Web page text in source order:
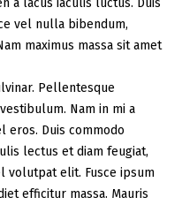
vel nulla bibendum,
maximus massa sit amet
Pellentesque
Nam in mi a
eros. Duis commodo
lectus et diam feugiat,
volutpat elit. Fusce ipsum
efficitur massa. Mauris